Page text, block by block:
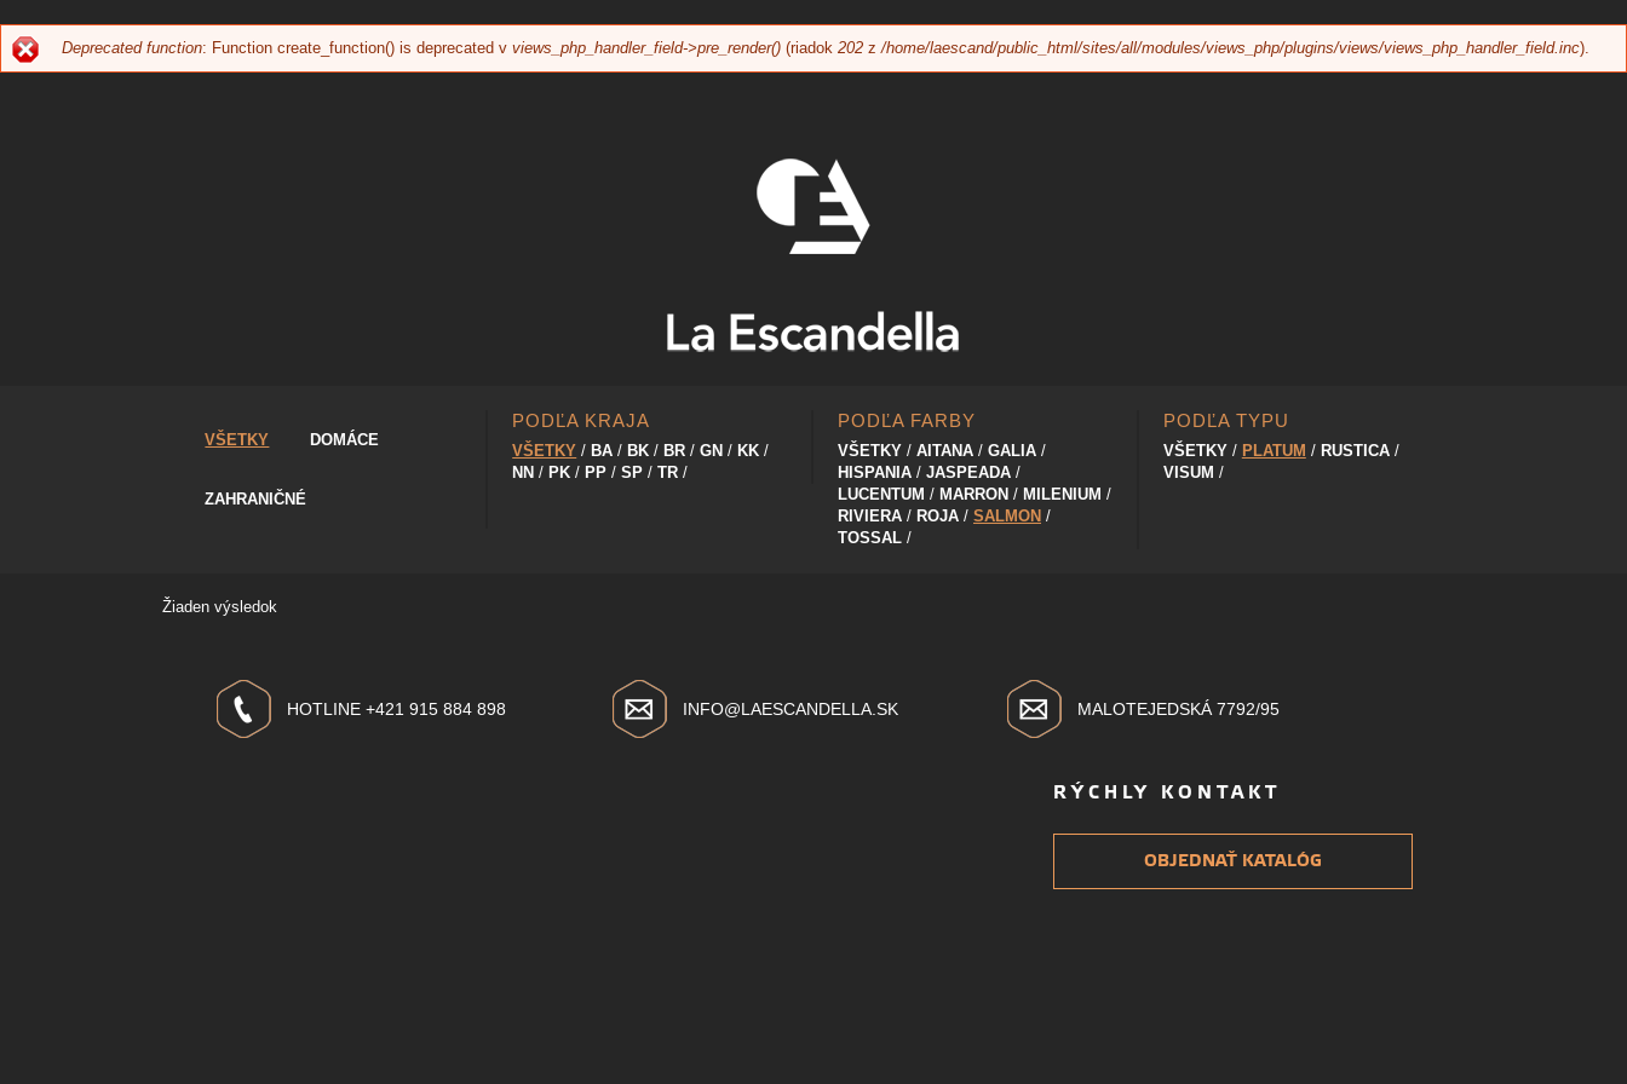
CHYBOVÁ
Deprecated function: Function create_function() is deprecated v views_php_handler_field->pre_render() (riadok 202 z /home/laescand/public_html/sites/all/modules/views_php/plugins/views/views_php_handler_field.inc).
VŠETKY DOMÁCE
ZAHRANIČNÉ
PODĽA KRAJA
VŠETKY BA BK BR GN
KK
NN
PK PP SP TR
PODĽA FARBY
VŠETKY AITANA
GALIA
HISPANIA
JASPEADA
LUCENTUM
MARRON
MILENIUM
RIVIERA
ROJA
SALMON
TOSSAL
PODĽA TYPU
VŠETKY PLATUM
RUSTICA
VISUM
Žiaden výsledok
HOTLINE +421 915 884 898 INFO@LAESCANDELLA.SK MALOTEJEDSKÁ 7792/95
RÝCHLY KONTAKT
OBJEDNAŤ KATALÓG